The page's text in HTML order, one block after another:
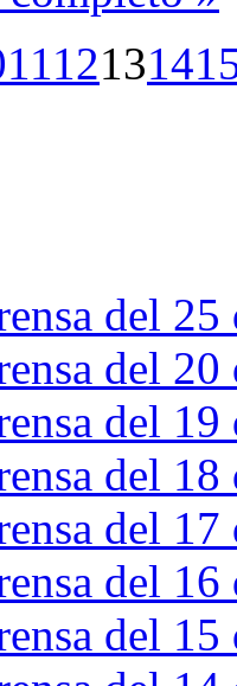
11121314
del
del
del
del
del
del
del